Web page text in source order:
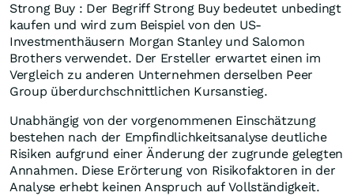
Strong Buy : Der Begriff Strong Buy bedeutet unbedingt
kaufen und wird zum Beispiel von den US-
Investmenthäusern Morgan Stanley und Salomon
Brothers verwendet. Der Ersteller erwartet einen im
Vergleich zu anderen Unternehmen derselben Peer
Group überdurchschnittlichen Kursanstieg.
Unabhängig von der vorgenommenen Einschätzung
bestehen nach der Empfindlichkeitsanalyse deutliche
Risiken aufgrund einer Änderung der zugrunde gelegten
Annahmen. Diese Erörterung von Risikofaktoren in der
Analyse erhebt keinen Anspruch auf Vollständigkeit.